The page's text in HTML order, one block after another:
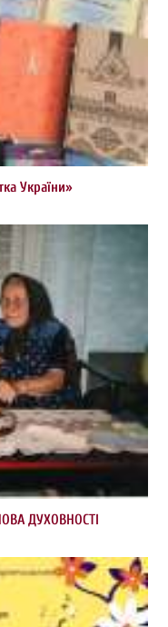
України»
ДУХОВНОСТІ